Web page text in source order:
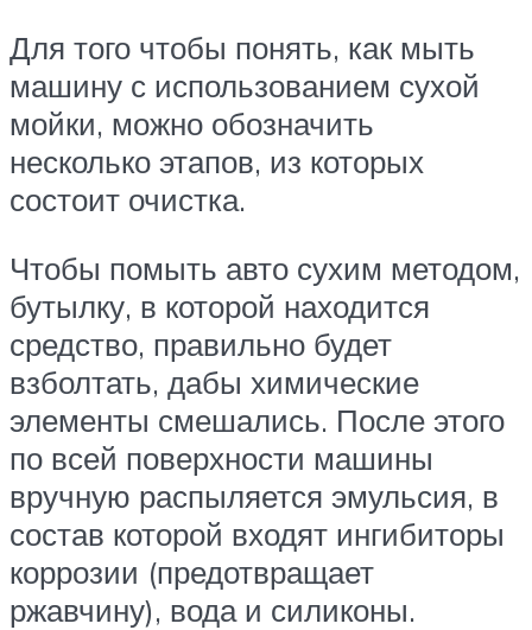
Для того чтобы понять, как мыть
машину с использованием сухой
мойки, можно обозначить
несколько этапов, из которых
состоит очистка.
Чтобы помыть авто сухим методом,
бутылку, в которой находится
средство, правильно будет
взболтать, дабы химические
элементы смешались. После этого
по всей поверхности машины
вручную распыляется эмульсия, в
состав которой входят ингибиторы
коррозии (предотвращает
ржавчину), вода и силиконы.